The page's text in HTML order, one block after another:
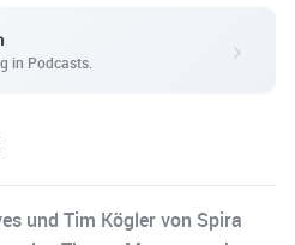
in Podcasts.
und Tim Kögler von Spira